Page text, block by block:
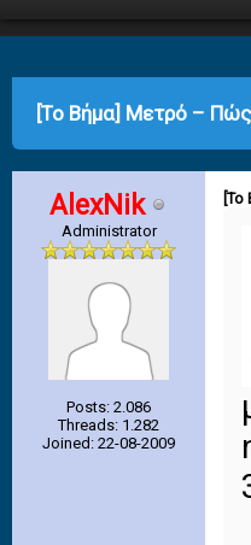
[Το Βήμα] Μετρό – Πώς
AlexNik
Administrator
Posts: 2.086
Threads: 1.282
Joined: 22-08-2009